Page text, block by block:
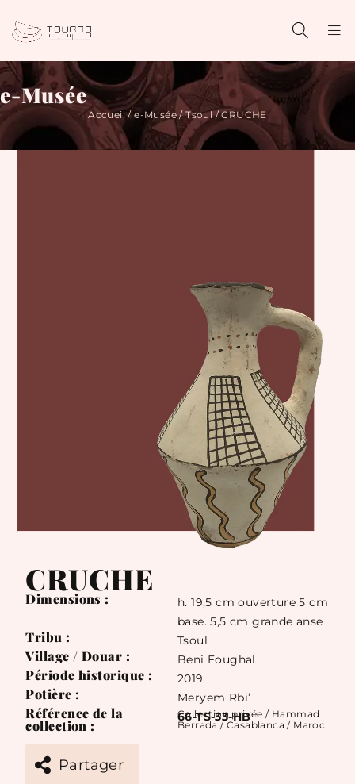
e-Musée
Accueil/e-Musée/Tsoul/ CRUCHE
CRUCHE
Dimensions :
h. 19,5 cm ouverture 5 cm
base. 5,5 cm grande anse
Tribu : Tsoul
Village / Douar : Beni Foughal
Période historique : 2019
Potière : Meryem Rbi’
Référence de la
collection :
66-TS-33-HB
Collection privée / Hammad
Berrada / Casablanca / Maroc
Partager